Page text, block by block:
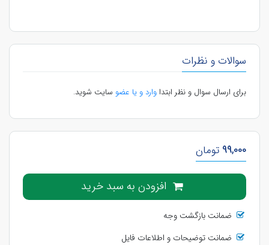
سوالات و نظرات
برای ارسال سوال و نظر ابتداوارد و یا عضو سایت شوید.
99,000 تومان
افزودن به سبد خرید
ضمانت بازگشت وجه
ضمانت توضیحات و اطلاعات فایل